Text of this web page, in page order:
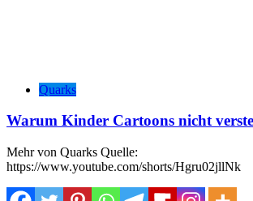
Quarks
Warum Kinder Cartoons nicht
Mehr von Quarks Quelle:
https://www.youtube.com/shorts/Hgru02jllNk